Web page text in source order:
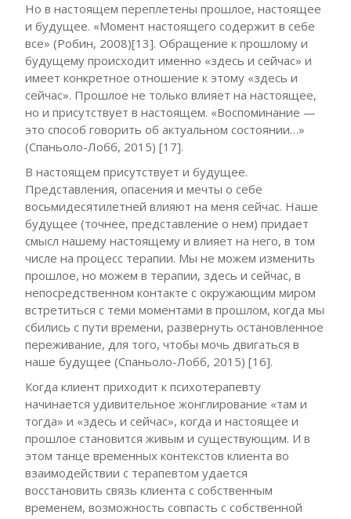
Но в настоящем переплетены прошлое, настоящее
и будущее. «Момент настоящего содержит в себе
все» (Робин, 2008)[13]. Обращение к прошлому и
будущему происходит именно «здесь и сейчас» и
имеет конкретное отношение к этому «здесь и
сейчас». Прошлое не только влияет на настоящее,
но и присутствует в настоящем. «Воспоминание —
это способ говорить об актуальном состоянии…»
(Спаньоло-Лобб, 2015) [17].
В настоящем присутствует и будущее.
Представления, опасения и мечты о себе
восьмидесятилетней влияют на меня сейчас. Наше
будущее (точнее, представление о нем) придает
смысл нашему настоящему и влияет на него, в том
числе на процесс терапии. Мы не можем изменить
прошлое, но можем в терапии, здесь и сейчас, в
непосредственном контакте с окружающим миром
встретиться с теми моментами в прошлом, когда мы
сбились с пути времени, развернуть остановленное
переживание, для того, чтобы мочь двигаться в
наше будущее (Спаньоло-Лобб, 2015) [16].
Когда клиент приходит к психотерапевту
начинается удивительное жонглирование «там и
тогда» и «здесь и сейчас», когда и настоящее и
прошлое становится живым и существующим. И в
этом танце временных контекстов клиента во
взаимодействии с терапевтом удается
восстановить связь клиента с собственным
временем, возможность совпасть с собственной